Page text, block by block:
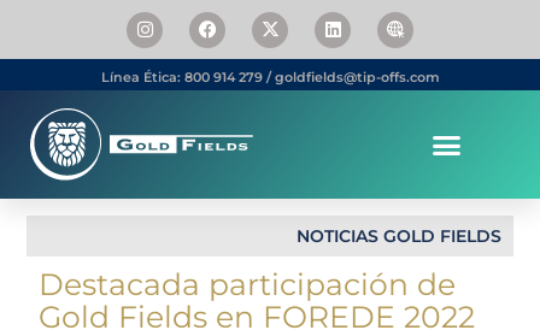
Línea Ética: 800 914 279 / goldfields@tip-offs.com
NOTICIAS GOLD FIELDS
Destacada participación de
Gold Fields en FOREDE 2022